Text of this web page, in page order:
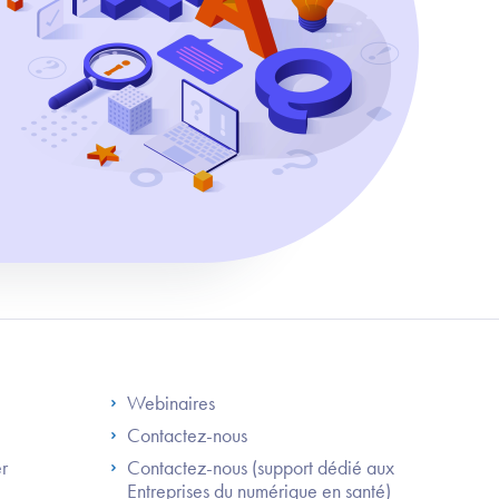
Footer Right ANS
Webinaires
Contactez-nous
Contactez-nous (support dédié aux
Entreprises du numérique en santé)